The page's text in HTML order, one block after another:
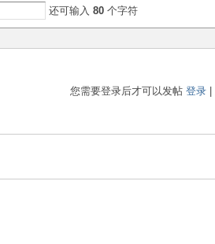
还可输入80 个字符
您需要登录后才可以发帖登录